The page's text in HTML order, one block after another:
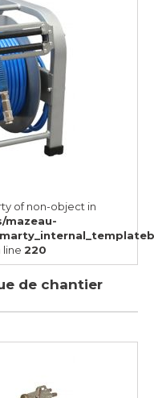
of non-object in
mazeau-
line 220
de chantier